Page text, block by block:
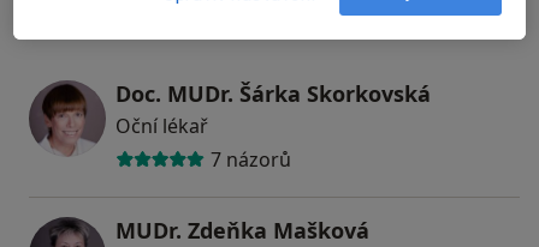
Doc. MUDr. Šárka Skorkovská
Oční lékař
7 názorů
MUDr. Zdeňka Mašková